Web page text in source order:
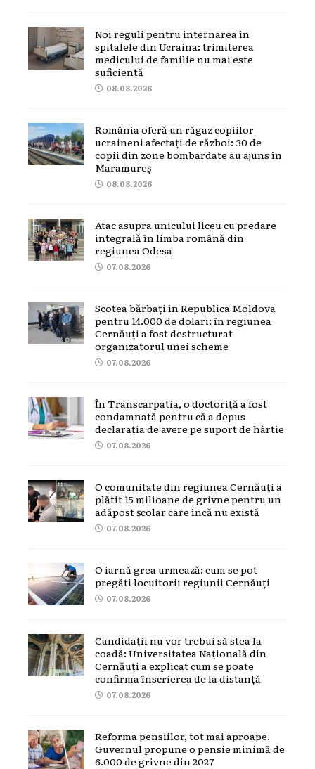
Noi reguli pentru internarea în
spitalele din Ucraina: trimiterea
medicului de familie nu mai este
suficientă
08.08.2026
România oferă un răgaz copiilor
ucraineni afectați de război: 30 de
copii din zone bombardate au ajuns în
Maramureș
08.08.2026
Atac asupra unicului liceu cu predare
integrală în limba română din
regiunea Odesa
07.08.2026
Scotea bărbați în Republica Moldova
pentru 14.000 de dolari: în regiunea
Cernăuți a fost destructurat
organizatorul unei scheme
07.08.2026
În Transcarpatia, o doctoriță a fost
condamnată pentru că a depus
declarația de avere pe suport de hârtie
07.08.2026
O comunitate din regiunea Cernăuți a
plătit 15 milioane de grivne pentru un
adăpost școlar care încă nu există
07.08.2026
O iarnă grea urmează: cum se pot
pregăti locuitorii regiunii Cernăuți
07.08.2026
Candidații nu vor trebui să stea la
coadă: Universitatea Națională din
Cernăuți a explicat cum se poate
confirma înscrierea de la distanță
07.08.2026
Reforma pensiilor, tot mai aproape.
Guvernul propune o pensie minimă de
6.000 de grivne din 2027